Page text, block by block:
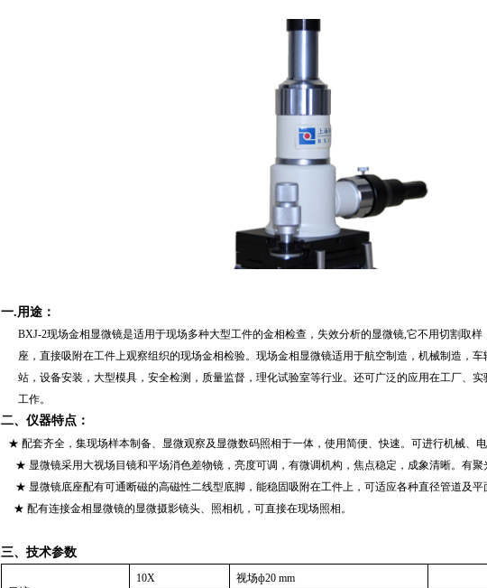
一.用途：
BXJ-2现场金相显微镜是适用于现场多种大型工件的金相检查，失效分析的显微镜,它不用切割取样
座，直接吸附在工件上观察组织的现场金相检验。现场金相显微镜适用于航空制造，机械制造，
站，设备安装，大型模具，安全检测，质量监督，理化试验室等行业。还可广泛的应用在工厂、
工作。
二、仪器特点：
★ 配套齐全，集现场样本制备、显微观察及显微数码照相于一体，使用简便、快速。可进行机械、电
★ 显微镜采用大视场目镜和平场消色差物镜，亮度可调，有微调机构，焦点稳定，成象清晰。有聚
★ 显微镜底座配有可通断磁的高磁性二线型底脚，能稳固吸附在工件上，可适应各种直径管道及平
★ 配有连接金相显微镜的显微摄影镜头、照相机，可直接在现场照相。
三、技术参数
10X 视场ф20 mm